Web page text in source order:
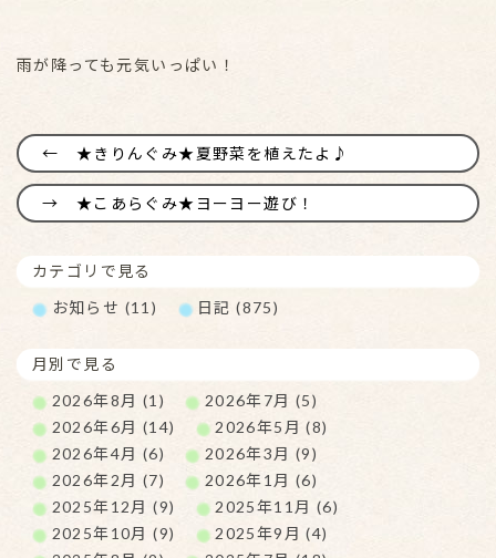
雨が降っても元気いっぱい！
★きりんぐみ★夏野菜を植えたよ♪
★こあらぐみ★ヨーヨー遊び！
カテゴリで見る
お知らせ (11)
日記 (875)
月別で見る
2026年8月 (1)
2026年7月 (5)
2026年6月 (14)
2026年5月 (8)
2026年4月 (6)
2026年3月 (9)
2026年2月 (7)
2026年1月 (6)
2025年12月 (9)
2025年11月 (6)
2025年10月 (9)
2025年9月 (4)